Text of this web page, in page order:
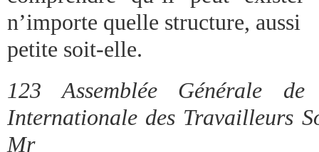
n’importe quelle structure, aussi
petite soit-elle.
123 Assemblée Générale
Internationale des Travailleurs
Mr